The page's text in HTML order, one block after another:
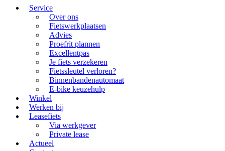
Service
Over ons
Fietswerkplaatsen
Advies
Proefrit plannen
Excellentpas
Je fiets verzekeren
Fietssleutel verloren?
Binnenbandenautomaat
E-bike keuzehulp
Winkel
Werken bij
Leasefiets
Via werkgever
Private lease
Actueel